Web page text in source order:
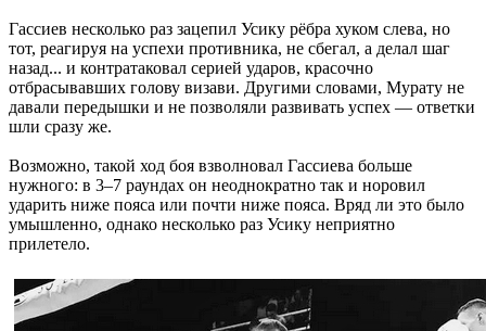
Гассиев несколько раз зацепил Усику рёбра хуком слева, но
тот, реагируя на успехи противника, не сбегал, а делал шаг
назад... и контратаковал серией ударов, красочно
отбрасывавших голову визави. Другими словами, Мурату не
давали передышки и не позволяли развивать успех — ответки
шли сразу же.
Возможно, такой ход боя взволновал Гассиева больше
нужного: в 3–7 раундах он неоднократно так и норовил
ударить ниже пояса или почти ниже пояса. Вряд ли это было
умышленно, однако несколько раз Усику неприятно
прилетело.